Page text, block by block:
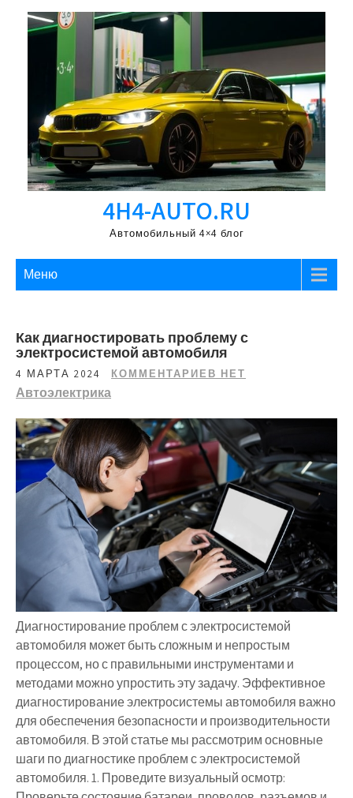
Перейти
4H4-AUTO.RU
Автомобильный 4×4 блог
Меню
Как диагностировать проблему с
электросистемой автомобиля
4 МАРТА 2024 КОММЕНТАРИЕВ НЕТ
Автоэлектрика
Диагностирование проблем с электросистемой
автомобиля может быть сложным и непростым
процессом, но с правильными инструментами и
методами можно упростить эту задачу. Эффективное
диагностирование электросистемы автомобиля важно
для обеспечения безопасности и производительности
автомобиля. В этой статье мы рассмотрим основные
шаги по диагностике проблем с электросистемой
автомобиля. 1. Проведите визуальный осмотр: